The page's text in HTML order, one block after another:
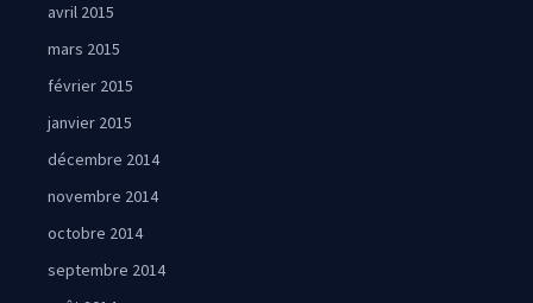
avril 2015
mars 2015
février 2015
janvier 2015
décembre 2014
novembre 2014
octobre 2014
septembre 2014